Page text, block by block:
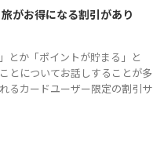
がお得になる割引があり
とか「ポイントが貯まる」と
とについてお話しすることが多
るカードユーザー限定の割引サ